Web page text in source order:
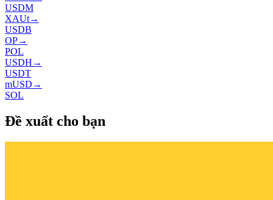
USDM
XAUt→
USDB
OP→
POL
USDH →
USDT
mUSD →
SOL
Đề xuất cho bạn